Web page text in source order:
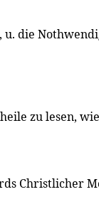
die
zu lesen,
Christlicher